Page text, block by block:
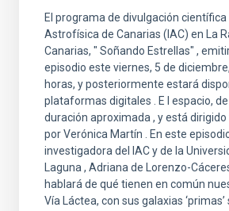
El programa de divulgación
Astrofísica de Canarias (IAC) en La
Canarias, " Soñando Estrellas" ,
episodio este viernes, 5 de
horas, y posteriormente estará
plataformas digitales . E l espacio,
duración aproximada , y está
por Verónica Martín . En este
investigadora del IAC y de la
Laguna , Adriana de Lorenzo-
hablará de qué tienen en común
Vía Láctea, con sus galaxias